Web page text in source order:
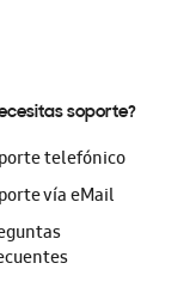
soporte?
telefónico
vía eMail